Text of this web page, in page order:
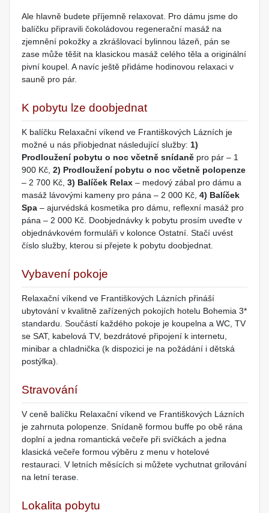
Ale hlavně budete příjemně relaxovat. Pro dámu jsme do
balíčku připravili čokoládovou regenerační masáž na
zjemnění pokožky a zkrášlovací bylinnou lázeň, pán se
zase může těšit na klasickou masáž celého těla a originální
pivní koupel. A navíc ještě přidáme hodinovou relaxaci v
sauně pro pár.
K pobytu lze doobjednat
K balíčku Relaxační víkend ve Františkových Lázních je
možné u nás přiobjednat následující služby: 1)
Prodloužení pobytu o noc včetně snídaně pro pár – 1
900 Kč, 2) Prodloužení pobytu o noc včetně polopenze
– 2 700 Kč, 3) Balíček Relax – medový zábal pro dámu a
masáž lávovými kameny pro pána – 2 000 Kč, 4) Balíček
Spa – ajurvédská kosmetika pro dámu, reflexní masáž pro
pána – 2 000 Kč. Doobjednávky k pobytu prosím uveďte v
objednávkovém formuláři v kolonce Ostatní. Stačí uvést
číslo služby, kterou si přejete k pobytu doobjednat.
Vybavení pokoje
Relaxační víkend ve Františkových Lázních přináší
ubytování v kvalitně zařízených pokojích hotelu Bohemia 3*
standardu. Součástí každého pokoje je koupelna a WC, TV
se SAT, kabelová TV, bezdrátové připojení k internetu,
minibar a chladnička (k dispozici je na požádání i dětská
postýlka).
Stravování
V ceně balíčku Relaxační víkend ve Františkových Lázních
je zahrnuta polopenze. Snídaně formou buffe po obě rána
doplní a jedna romantická večeře při svíčkách a jedna
klasická večeře formou výběru z menu v hotelové
restauraci. V letních měsících si můžete vychutnat grilování
na letní terase.
Lokalita pobytu